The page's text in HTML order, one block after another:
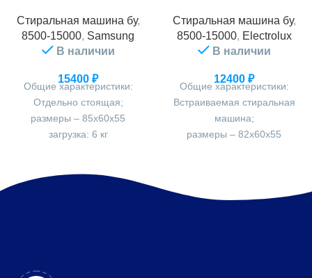
Стиральная машина бу,
8500-15000, Samsung
В наличии
15400 ₽
Общие характеристики:
Отдельно стоящая;
размеры – 85х60х55
загрузка: 6 кг
Стиральная машина бу,
8500-15000, Electrolux
В наличии
12400 ₽
Общие характеристики:
Встраиваемая стиральная
машина;
размеры – 82х60х55